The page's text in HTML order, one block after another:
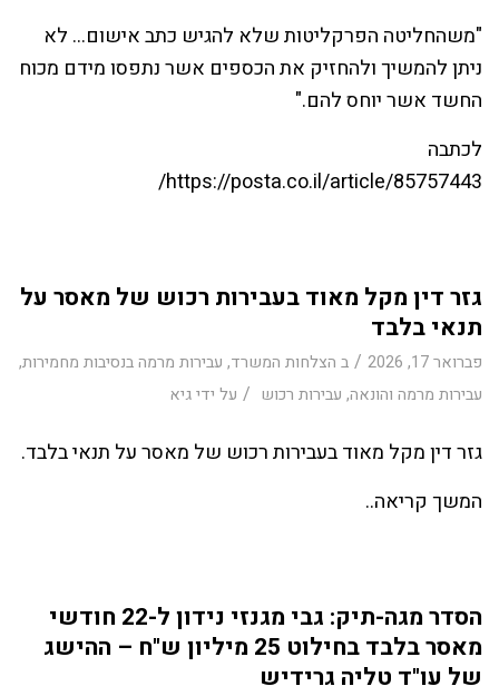
"משהחליטה הפרקליטות שלא להגיש כתב אישום… לא
ניתן להמשיך ולהחזיק את הכספים אשר נתפסו מידם מכוח
החשד אשר יוחס להם."
לכתבה
https://posta.co.il/article/85757443/
גזר דין מקל מאוד בעבירות רכוש של מאסר על
תנאי בלבד
פברואר 17, 2026 / ב הצלחות המשרד, עבירות מרמה בנסיבות מחמירות,
עבירות מרמה והונאה, עבירות רכוש / על ידיגיא
גזר דין מקל מאוד בעבירות רכוש של מאסר על תנאי בלבד.
המשך קריאה..
הסדר מגה-תיק: גבי מגנזי נידון ל-22 חודשי
מאסר בלבד בחילוט 25 מיליון ש"ח – ההישג
של עו"ד טליה גרידיש